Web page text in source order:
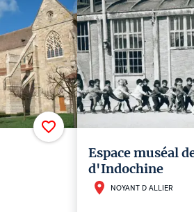
Espace muséal
d'Indochine
NOYANT D ALLIER